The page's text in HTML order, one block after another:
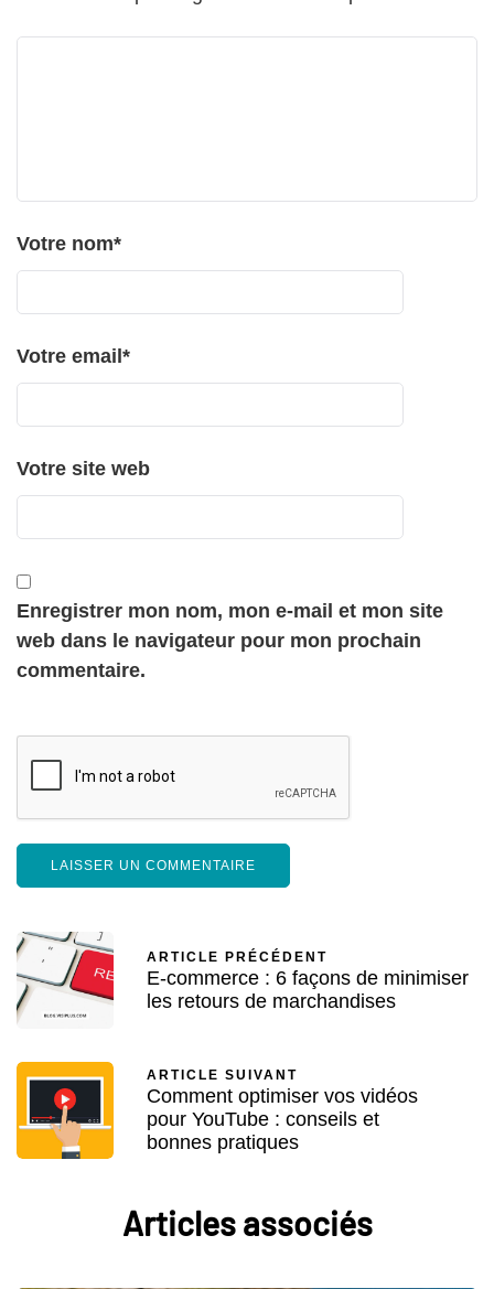
Votre nom*
Votre email*
Votre site web
Enregistrer mon nom, mon e-mail et mon site
web dans le navigateur pour mon prochain
commentaire.
ARTICLE PRÉCÉDENT
E-commerce : 6 façons de minimiser
les retours de marchandises
ARTICLE SUIVANT
Comment optimiser vos vidéos
pour YouTube : conseils et
bonnes pratiques
Articles associés